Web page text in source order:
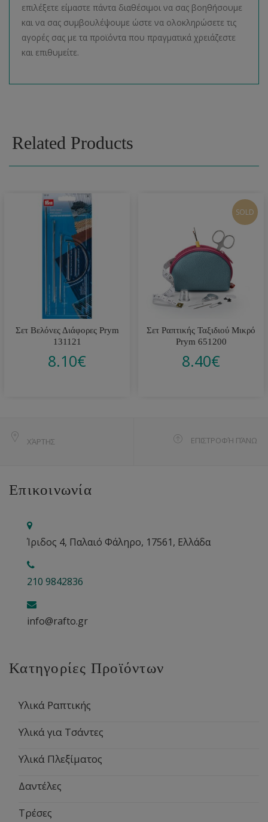
επιλέξετε είμαστε πάντα διαθέσιμοι να σας βοηθήσουμε
και να σας συμβουλέψουμε ώστε να ολοκληρώσετε τις
αγορές σας με τα προϊόντα που πραγματικά χρειάζεστε
και επιθυμείτε.
Related Products
Σετ Βελόνες Διάφορες Prym
131121
8.10€
SOLD
Σετ Ραπτικής Ταξιδιού Μικρό
Prym 651200
8.40€
ΧΆΡΤΗΣ ΕΠΙΣΤΡΟΦΉ ΠΆΝΩ
Επικοινωνία
Ίριδος 4, Παλαιό Φάληρο, 17561, Ελλάδα
210 9842836
info@rafto.gr
Κατηγορίες Προϊόντων
Υλικά Ραπτικής
Υλικά για Τσάντες
Υλικά Πλεξίματος
Δαντέλες
Τρέσες